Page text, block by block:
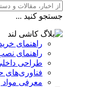
جستجو کنید ...
راهنمای
راهنمای
طراحی
فناوری‌های
معرفی